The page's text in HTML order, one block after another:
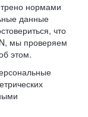
нормами
данные
что
мы проверяем
этом.